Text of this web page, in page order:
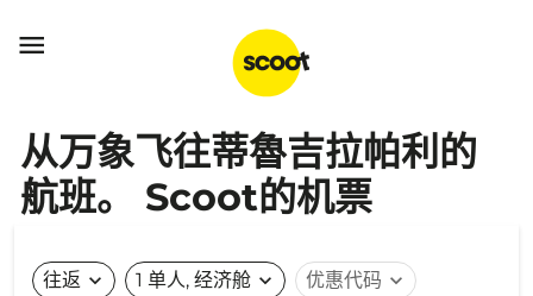

从万象飞往蒂魯吉拉帕利的
航班。 Scoot的机票
往返 expand_more 1 单人, 经济舱 expand_more 优惠代码 expand_more